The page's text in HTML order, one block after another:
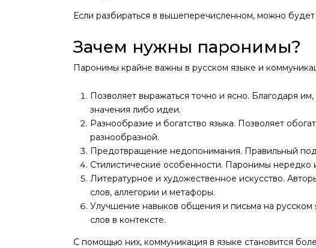
Если разбираться в вышеперечисленном, можно
Зачем нужны паронимы?
Паронимы крайне важны в русском языке и
Позволяет выражаться точно и ясно. Благодаря
значения либо идеи.
Разнообразие и богатство языка. Позволяет
разнообразной.
Предотвращение недопонимания. Правильный
Стилистические особенности. Паронимы
Литературное и художественное искусство.
слов, аллегории и метафоры.
Улучшение навыков общения и письма на
слов в контексте.
С помощью них, коммуникация в языке становится